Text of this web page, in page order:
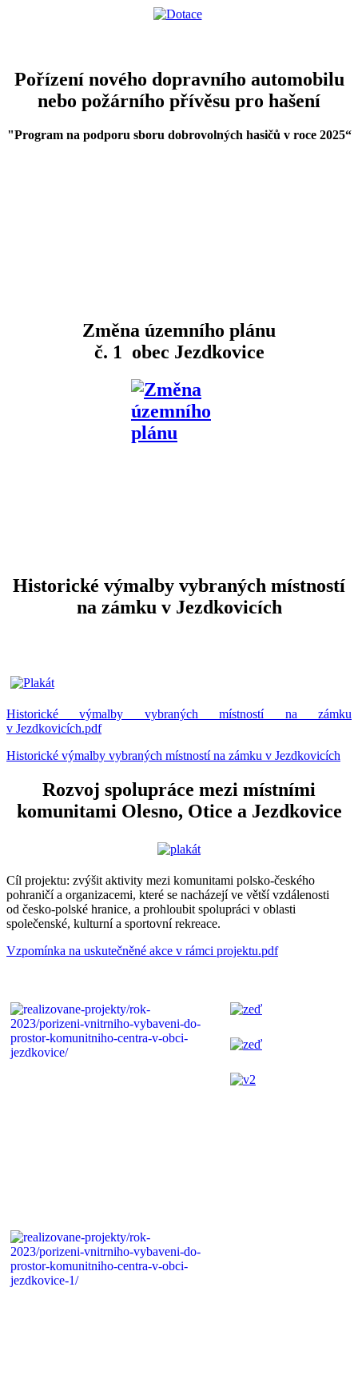
Pořízení nového dopravního automobilu
nebo požárního přívěsu pro hašení
"Program na podporu sboru dobrovolných hasičů v roce 2025“
Změna územního plánu
č. 1 obec Jezdkovice
Historické výmalby vybraných místností
na zámku v Jezdkovicích
Historické výmalby vybraných místností na zámku
v Jezdkovicích.pdf
Historické výmalby vybraných místností na zámku v Jezdkovicích
Rozvoj spolupráce mezi místními
komunitami Olesno, Otice a Jezdkovice
Cíl projektu: zvýšit aktivity mezi komunitami polsko-českého
pohraničí a organizacemi, které se nacházejí ve větší vzdálenosti
od česko-polské hranice, a prohloubit spolupráci v oblasti
společenské, kulturní a sportovní rekreace.
Vzpomínka na uskutečněné akce v rámci projektu.pdf